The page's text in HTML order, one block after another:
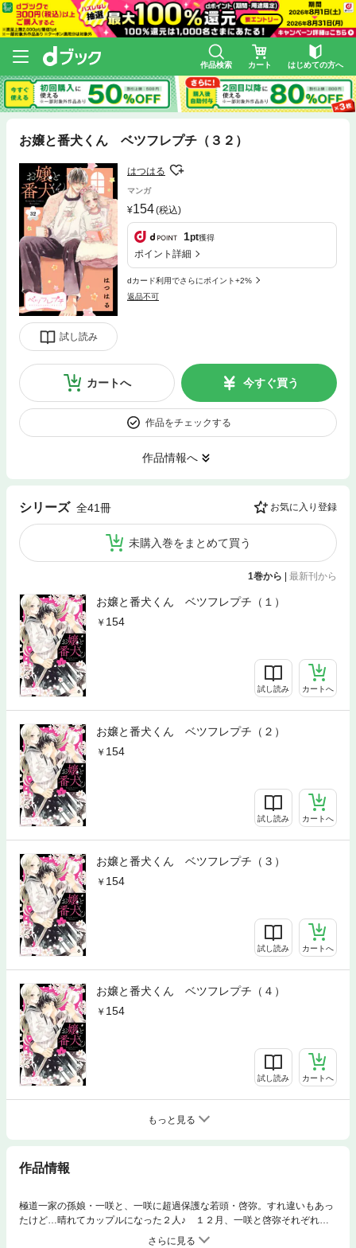
作品検索 カート はじめての方へ
お嬢と番犬くん ベツフレプチ（３２）
試し読み
はつはる
マンガ
154(税込)
1pt獲得
ポイント詳細
dカード利用でさらにポイント+2%
返品不可
カートへ 今すぐ買う
作品をチェックする
作品情報へ
シリーズ 全41冊 お気に入り登録
未購入巻をまとめて買う
1巻から | 最新刊から
お嬢と番犬くん ベツフレプチ（１）
154
試し読み カートへ
お嬢と番犬くん ベツフレプチ（２）
154
試し読み カートへ
お嬢と番犬くん ベツフレプチ（３）
154
試し読み カートへ
お嬢と番犬くん ベツフレプチ（４）
154
試し読み カートへ
もっと見る
作品情報
極道一家の孫娘・一咲と、一咲に超過保護な若頭・啓弥。すれ違いもあっ
たけど…晴れてカップルになった２人♪ １２月、一咲と啓弥それぞれの
誕生日がある月。今年は恋人としてお祝い♪思い出されるのは出会ったこ